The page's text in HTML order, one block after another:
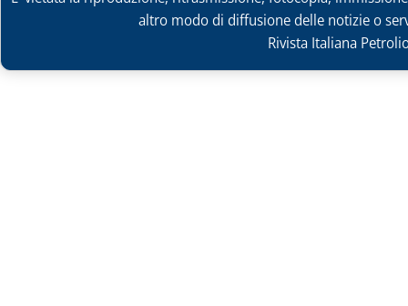
altro modo di diffusione delle notizie o
Rivista Italiana